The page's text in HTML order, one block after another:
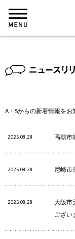
A・Sからの新着情報をお
2025.08.28 高槻市
2025.08.28 尼崎
2025.08.28
大阪市
ござい